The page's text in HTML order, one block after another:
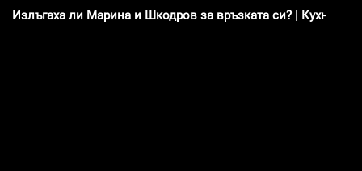
Излъгаха ли Марина и Шкодров за връзката си? | Кухнята